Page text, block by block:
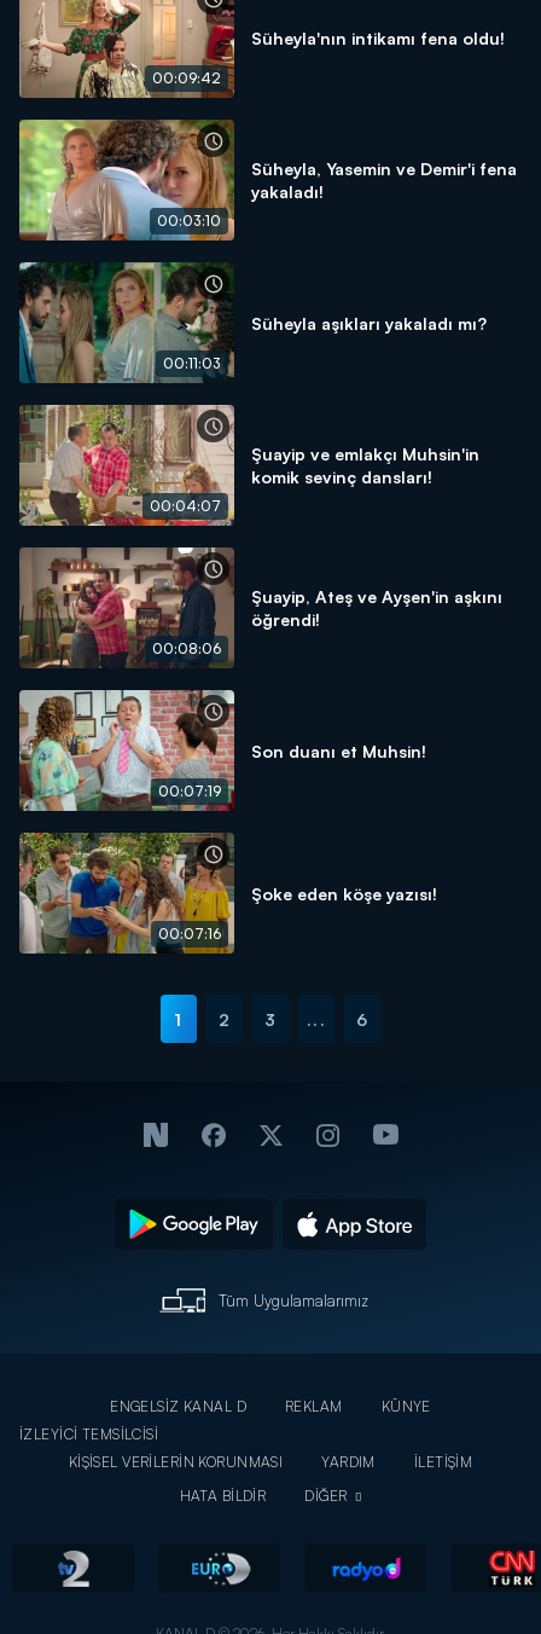
00:09:42
Süheyla'nın intikamı fena oldu!
00:03:10
Süheyla, Yasemin ve Demir'i fena
yakaladı!
00:11:03
Süheyla aşıkları yakaladı mı?
00:04:07
Şuayip ve emlakçı Muhsin'in
komik sevinç dansları!
00:08:06
Şuayip, Ateş ve Ayşen'in aşkını
öğrendi!
00:07:19
Son duanı et Muhsin!
00:07:16
Şoke eden köşe yazısı!
1 2 3 ... 6
Tüm Uygulamalarımız
ENGELSİZ KANAL D REKLAM
KÜNYE
İZLEYİCİ TEMSİLCİSİ
KİŞİSEL VERİLERİN KORUNMASI
YARDIM
İLETİŞİM
HATA BİLDİR
DİĞER